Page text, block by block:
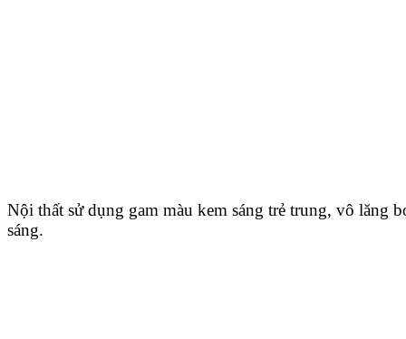
Nội thất sử dụng gam màu kem sáng trẻ trung, vô lăng
sáng.